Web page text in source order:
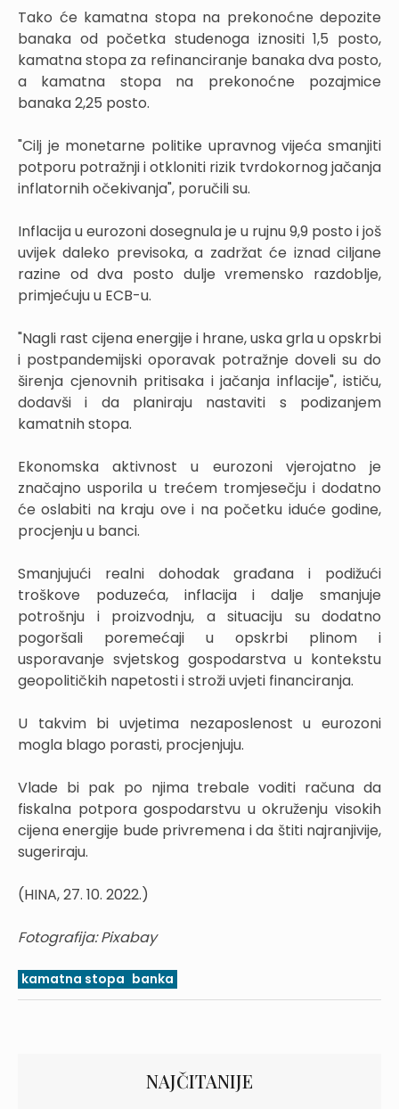
Tako će kamatna stopa na prekonoćne depozite
banaka od početka studenoga iznositi 1,5 posto,
kamatna stopa za refinanciranje banaka dva posto,
a kamatna stopa na prekonoćne pozajmice
banaka 2,25 posto.
"Cilj je monetarne politike upravnog vijeća smanjiti
potporu potražnji i otkloniti rizik tvrdokornog jačanja
inflatornih očekivanja", poručili su.
Inflacija u eurozoni dosegnula je u rujnu 9,9 posto i još
uvijek daleko previsoka, a zadržat će iznad ciljane
razine od dva posto dulje vremensko razdoblje,
primjećuju u ECB-u.
"Nagli rast cijena energije i hrane, uska grla u opskrbi
i postpandemijski oporavak potražnje doveli su do
širenja cjenovnih pritisaka i jačanja inflacije", ističu,
dodavši i da planiraju nastaviti s podizanjem
kamatnih stopa.
Ekonomska aktivnost u eurozoni vjerojatno je
značajno usporila u trećem tromjesečju i dodatno
će oslabiti na kraju ove i na početku iduće godine,
procjenju u banci.
Smanjujući realni dohodak građana i podižući
troškove poduzeća, inflacija i dalje smanjuje
potrošnju i proizvodnju, a situaciju su dodatno
pogoršali poremećaji u opskrbi plinom i
usporavanje svjetskog gospodarstva u kontekstu
geopolitičkih napetosti i stroži uvjeti financiranja.
U takvim bi uvjetima nezaposlenost u eurozoni
mogla blago porasti, procjenjuju.
Vlade bi pak po njima trebale voditi računa da
fiskalna potpora gospodarstvu u okruženju visokih
cijena energije bude privremena i da štiti najranjivije,
sugeriraju.
(HINA, 27. 10. 2022.)
Fotografija: Pixabay
kamatna stopa banka
NAJČITANIJE